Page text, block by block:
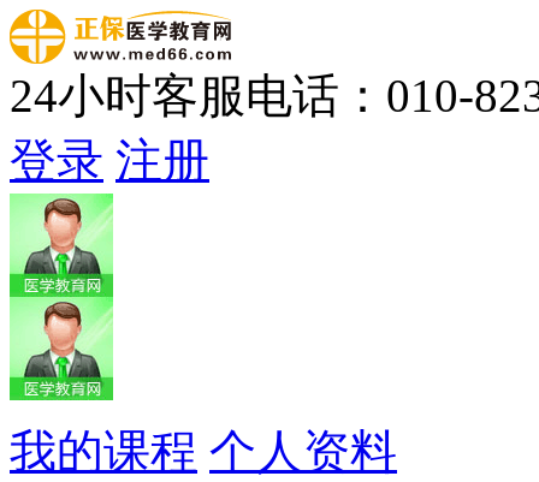
24小时客服电话：010-
登录 注册
我的课程 个人资料